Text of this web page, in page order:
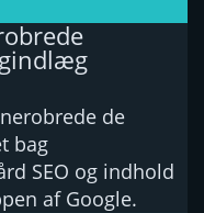
de
bag
SEO og indhold
af Google.